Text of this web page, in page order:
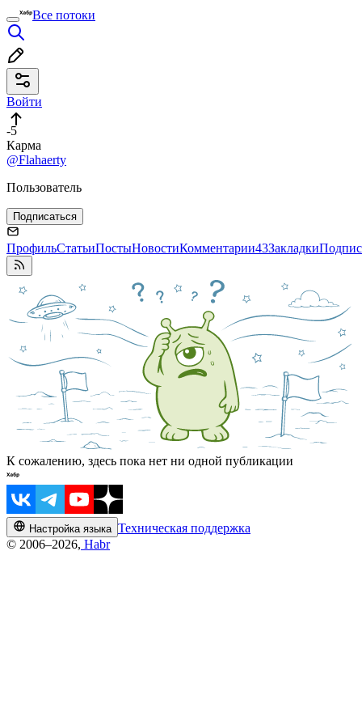
Все потоки
Войти
-5
Карма
@Flahaerty
Пользователь
Подписаться
ПрофильСтатьиПостыНовостиКомментарии43Закладки
К сожалению, здесь пока нет ни одной публикации
Настройка языка Техническая поддержка
© 2006–2026, Habr